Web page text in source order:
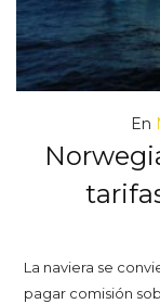
En
La naviera se
pagar comisión